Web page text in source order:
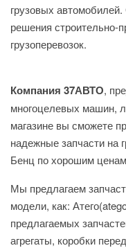
грузовых
решения строительно-
грузоперевозок.
Компания 37АВТО,
многоцелевых машин,
магазине вы сможете
надежные запчасти на
Бенц по хорошим
Мы предлагаем
модели, как:
предлагаемых
агрегаты, коробки